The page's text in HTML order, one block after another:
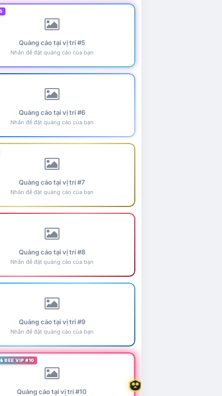
Quảng cáo tại vị trí #5
Nhấn để đặt quảng cáo của bạn
Quảng cáo tại vị trí #6
Nhấn để đặt quảng cáo của bạn
Quảng cáo tại vị trí #7
Nhấn để đặt quảng cáo của bạn
Quảng cáo tại vị trí #8
Nhấn để đặt quảng cáo của bạn
Quảng cáo tại vị trí #9
Nhấn để đặt quảng cáo của bạn
BEE VIP #10
Quảng cáo tại vị trí #10